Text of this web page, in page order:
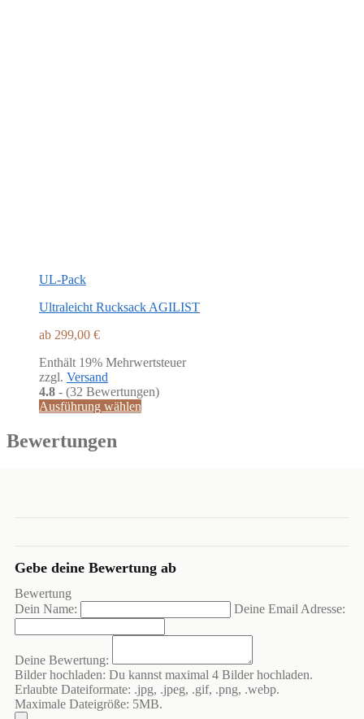
UL-Pack
Ultraleicht Rucksack AGILIST
ab 299,00 €
Enthält 19% Mehrwertsteuer
zzgl. Versand
4.8 - (32 Bewertungen)
Ausführung wählen
Produktseite
Bewertungen
Gebe deine Bewertung ab
Bewertung
Dein Name:
Deine Email Adresse:
Deine Bewertung:
Bilder hochladen: Du kannst maximal 4 Bilder hochladen.
Erlaubte Dateiformate: .jpg, .jpeg, .gif, .png, .webp.
Maximale Dateigröße: 5MB.